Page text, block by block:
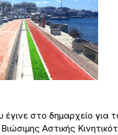
έγινε στο δημαρχείο για
Αστικής